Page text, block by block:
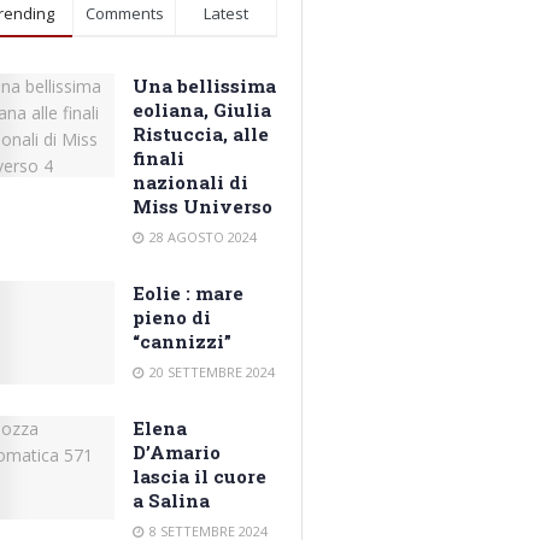
Comments Latest
Una bellissima
eoliana, Giulia
Ristuccia, alle
finali
nazionali di
Miss Universo
28 AGOSTO 2024
Eolie : mare
pieno di
“cannizzi”
20 SETTEMBRE 2024
Elena
D’Amario
lascia il cuore
a Salina
8 SETTEMBRE 2024